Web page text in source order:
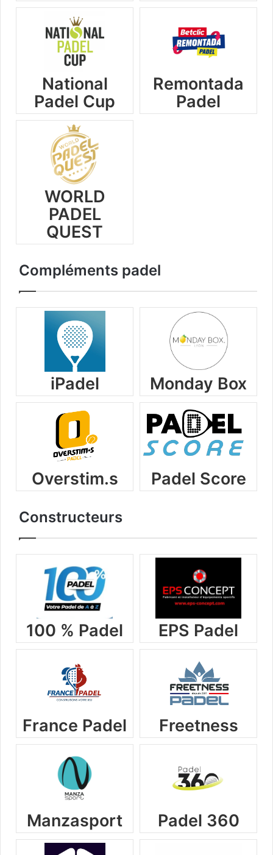
National
Padel Cup
Remontada
Padel
WORLD
PADEL
QUEST
Compléments padel
iPadel Monday Box
Overstim.s Padel Score
Constructeurs
100 % Padel EPS Padel
France Padel Freetness
Manzasport Padel 360